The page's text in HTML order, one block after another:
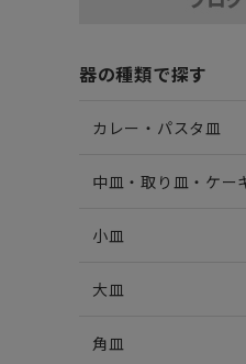
器の種類で探す
カレー・パスタ皿
中皿・取り皿・ケー
小皿
大皿
角皿